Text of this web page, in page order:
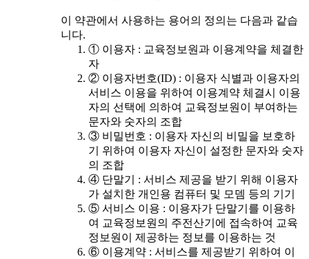
이 약관에서 사용하는 용어의 정의는 다음과 같습
니다.
① 이용자 : 교육정보원과 이용계약을 체결한
자
② 이용자번호(ID) : 이용자 식별과 이용자의
서비스 이용을 위하여 이용계약 체결시 이용
자의 선택에 의하여 교육정보원이 부여하는
문자와 숫자의 조합
③ 비밀번호 : 이용자 자신의 비밀을 보호하
기 위하여 이용자 자신이 설정한 문자와 숫자
의 조합
④ 단말기 : 서비스 제공을 받기 위해 이용자
가 설치한 개인용 컴퓨터 및 모뎀 등의 기기
⑤ 서비스 이용 : 이용자가 단말기를 이용하
여 교육정보원의 주전산기에 접속하여 교육
정보원이 제공하는 정보를 이용하는 것
⑥ 이용계약 : 서비스를 제공받기 위하여 이